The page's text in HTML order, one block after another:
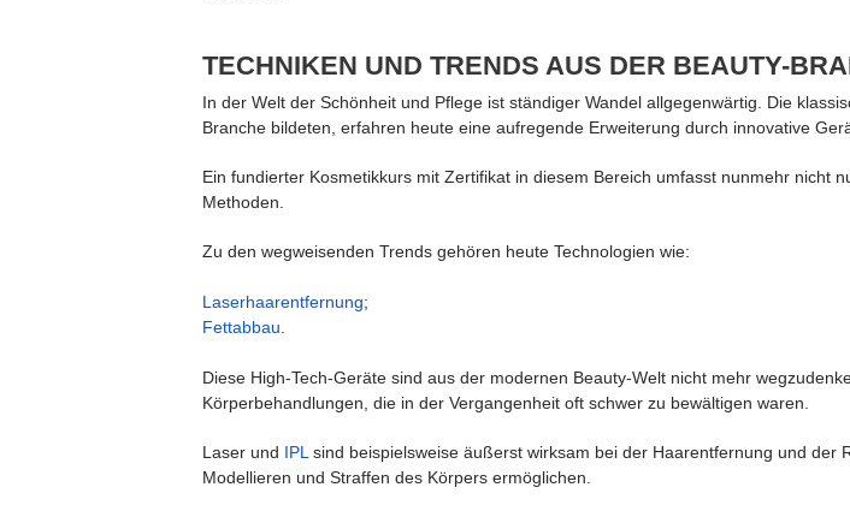
TECHNIKEN UND TRENDS AUS DER BEAUTY-
In der Welt der Schönheit und Pflege ist ständiger Wandel allgegenwärtig. Die
Branche bildeten, erfahren heute eine aufregende Erweiterung durch innovative
Ein fundierter Kosmetikkurs mit Zertifikat in diesem Bereich umfasst nunmehr nicht
Methoden.
Zu den wegweisenden Trends gehören heute Technologien wie:
Laserhaarentfernung;
Fettabbau
Diese High-Tech-Geräte sind aus der modernen Beauty-Welt nicht mehr
Körperbehandlungen, die in der Vergangenheit oft schwer zu bewältigen waren.
Laser und IPL sind beispielsweise äußerst wirksam bei der Haarentfernung und
Modellieren und Straffen des Körpers ermöglichen.